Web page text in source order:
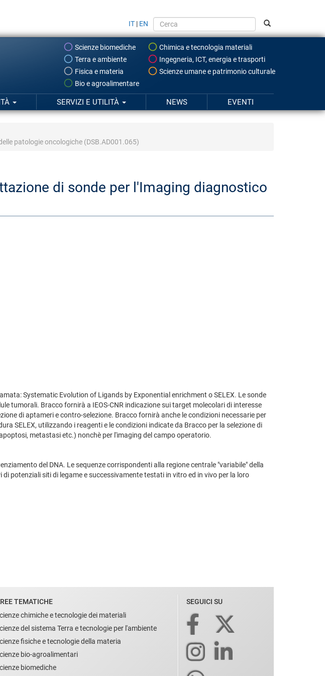
IT | EN
Scienze biomediche
Chimica e tecnologia materiali
Terra e ambiente
Ingegneria, ICT, energia e trasporti
Fisica e materia
Scienze umane e patrimonio culturale
Bio e agroalimentare
SERVIZI E UTILITÀ NEWS EVENTI
patologie oncologiche (DSB.AD001.065)
di sonde per l'Imaging diagnostico
Systematic Evolution of Ligands by Exponential enrichment o SELEX. Le sonde
tumorali. Bracco fornirà a IEOS-CNR indicazione sui target molecolari di interesse
di aptameri e contro-selezione. Bracco fornirà anche le condizioni necessarie per
SELEX, utilizzando i reagenti e le condizioni indicate da Bracco per la selezione di
metastasi etc.) nonchè per l'imaging del campo operatorio.
del DNA. Le sequenze corrispondenti alla regione centrale "variabile" della
potenziali siti di legame e successivamente testati in vitro ed in vivo per la loro
TEMATICHE
chimiche e tecnologie dei materiali
del sistema Terra e tecnologie per l'ambiente
fisiche e tecnologie della materia
bio-agroalimentari
biomediche
SEGUICI SU